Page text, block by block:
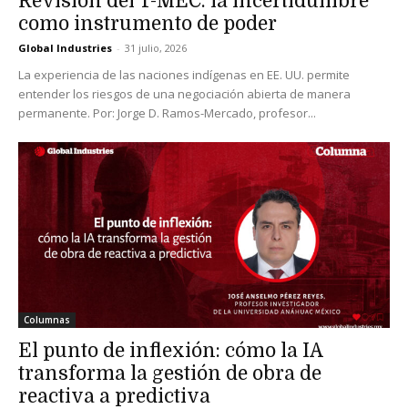
como instrumento de poder
Global Industries - 31 julio, 2026
La experiencia de las naciones indígenas en EE. UU. permite
entender los riesgos de una negociación abierta de manera
permanente. Por: Jorge D. Ramos-Mercado, profesor...
Columnas
El punto de inflexión: cómo la IA
transforma la gestión de obra de
reactiva a predictiva